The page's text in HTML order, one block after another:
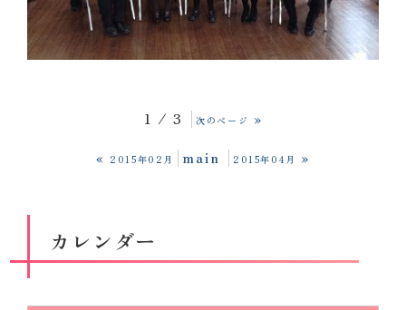
1 / 3 次のページ »
« 2015年02月 main 2015年04月 »
カレンダー